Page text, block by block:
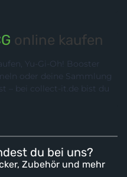
online kaufen
Yu-Gi-Oh! Booster
oder deine Sammlung
– bei collect-it.de bist du
du bei uns?
Zubehör und mehr